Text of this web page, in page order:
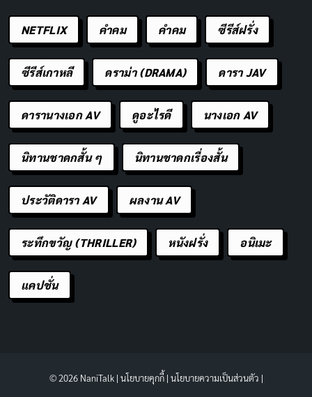
NETFLIX คำคม คําคม ซีรีส์ฝรั่ง
ซีรีส์เกาหลี ดราม่า (DRAMA) ดารา JAV
ดารานางเอก AV ดูอะไรดี นางเอก AV
นิทานชาดกสั้น ๆ นิทานชาดกเรื่องสั้น
ประวัติดารา AV ผลงาน AV
ระทึกขวัญ (THRILLER) หนังฝรั่ง อนิเมะ
แคปชั่น
© 2026 NaniTalk | นโยบายคุกกี้| นโยบายความเป็นส่วนตัว |